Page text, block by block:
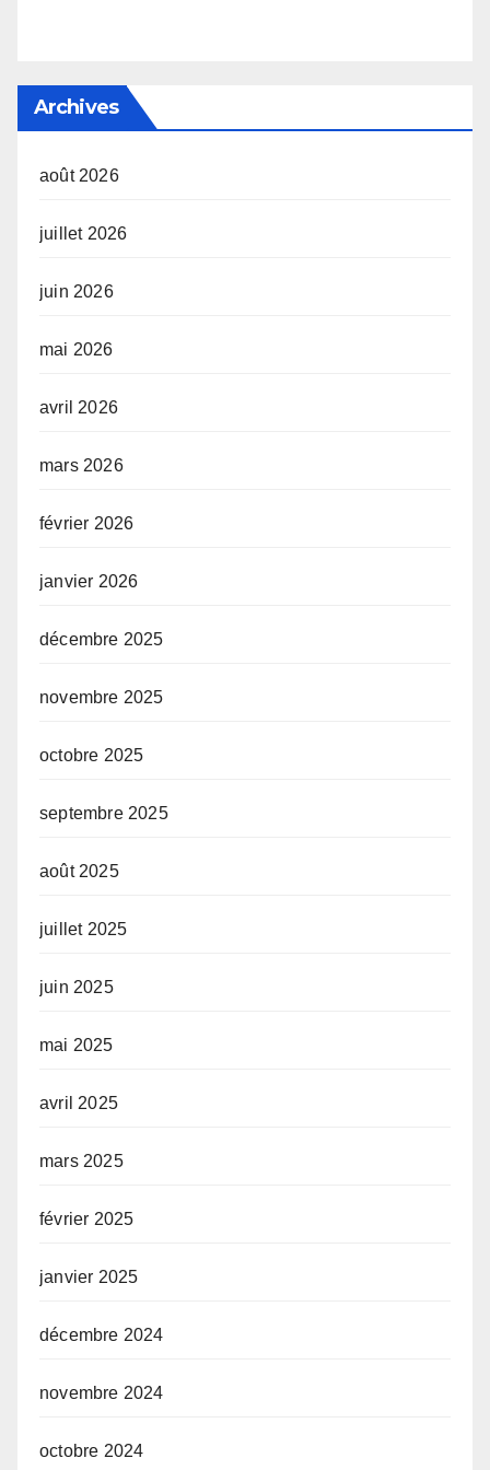
Archives
août 2026
juillet 2026
juin 2026
mai 2026
avril 2026
mars 2026
février 2026
janvier 2026
décembre 2025
novembre 2025
octobre 2025
septembre 2025
août 2025
juillet 2025
juin 2025
mai 2025
avril 2025
mars 2025
février 2025
janvier 2025
décembre 2024
novembre 2024
octobre 2024